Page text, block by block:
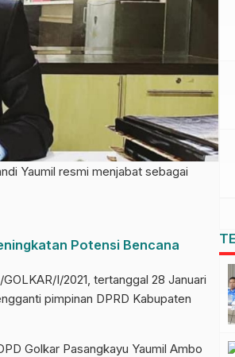
Yaumil resmi menjabat sebagai
Potensi Bencana
I/2021, tertanggal 28 Januari
pimpinan DPRD Kabupaten
Golkar Pasangkayu Yaumil Ambo